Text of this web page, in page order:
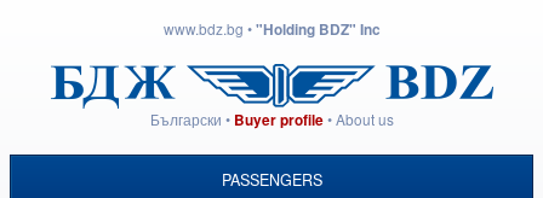
www.bdz.bg •"Holding BDZ" Inc
Български • Buyer profile•About us
PASSENGERS